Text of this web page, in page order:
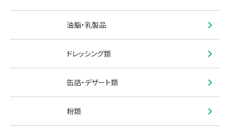
油脂・乳製品
ドレッシング類
缶詰・デザート類
粉類